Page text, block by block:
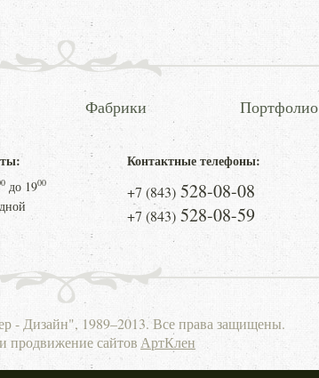
Фабрики Портфолио
до 1900
Контактные телефоны:
+7 (843) 528-08-08
+7 (843) 528-08-59
- Дизайн", 1989–2013. Все права защищены.
продвижение сайтов АртКлен